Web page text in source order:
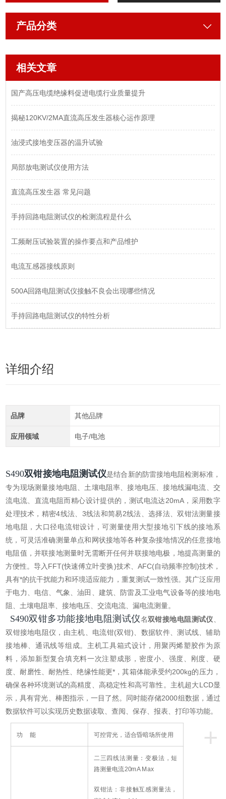
产品分类
相关文章
国产高压电缆绝缘料促进电缆行业质量提升
揭秘120KV/2MA直流高压发生器核心运作原理
油浸式接地变压器的温升试验
局部放电测试仪使用方法
直流高压发生器 常见问题
手持回路电阻测试仪的检测流程是什么
工频耐压试验装置的操作要点和产品维护
电流互感器接线原则
500A回路电阻测试仪接触不良会出现哪些情况
手持回路电阻测试仪的特性分析
详细介绍
品牌 其他品牌
应用领域 电子/电池
S490双钳接地电阻测试仪是结合新的防雷接地电阻检测标准，
专为现场测量接地电阻、土壤电阻率、接地电压、接地线漏电流、交
流电流、直流电阻而精心设计提供的，测试电流达20mA，采用数字
处理技术，精密4线法、3线法和简易2线法、选择法、双钳法测量接
地电阻，大口径电流钳设计，可测量使用大型接地引下线的接地系
统，可灵活准确测量单点和网状接地等各种复杂接地情况的任意接地
电阻值，并联接地测量时无需断开任何并联接地电极，地提高测量的
方便性。导入FFT(快速傅立叶变换)技术、AFC(自动频率控制)技术，
具有*的抗干扰能力和环境适应能力，重复测试一致性强。其广泛应用
于电力、电信、气象、油田、建筑、防雷及工业电气设备等的接地电
阻、土壤电阻率、接地电压、交流电流、漏电流测量。
S490双钳多功能接地电阻测试仪名双钳接地电阻测试仪、
双钳接地电阻仪，由主机、电流钳(双钳)、数据软件、测试线、辅助
接地棒、通讯线等组成。主机工具箱式设计，用聚丙烯塑胶作为原
料，添加新型复合填充料一次注塑成形，密度小、强度、刚度、硬
度、耐磨性、耐热性、绝缘性能更*，其箱体能承受约200kg的压力，
确保各种环境测试的高精度、高稳定性和高可靠性。主机超大LCD显
示，具有背光、棒图指示，一目了然。同时能存储2000组数据，通过
数据软件可以实现历史数据读取、查阅、保存、报表、打印等功能。
+
功 能 可控背光，适合昏暗场所使用
二三四线法测量：变极法，短
路测量电流20mA Max
双钳法：非接触互感测量法，